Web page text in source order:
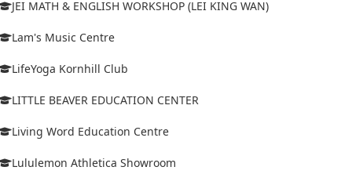
JEI MATH & ENGLISH WORKSHOP (LEI KING WAN)
Lam's Music Centre
LifeYoga Kornhill Club
LITTLE BEAVER EDUCATION CENTER
Living Word Education Centre
Lululemon Athletica Showroom